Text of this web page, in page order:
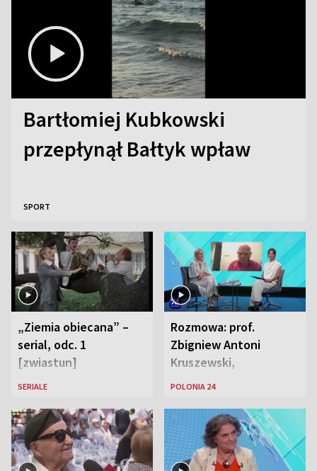
Bartłomiej Kubkowski
przepłynął Bałtyk wpław
SPORT
„Ziemia obiecana” –
serial, odc. 1
[zwiastun]
SERIALE
Rozmowa: prof.
Zbigniew Antoni
Kruszewski,
Powstaniec
Zaryan, piosenkarka
POLONIA 24